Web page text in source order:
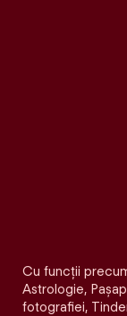
Cu funcții
Astrologie,
fotografiei,